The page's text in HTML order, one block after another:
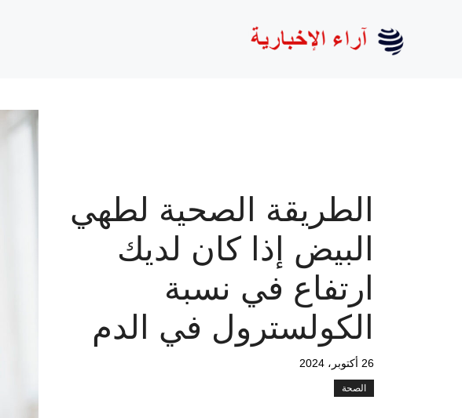
الطريقة الصحية لطهي
البيض إذا كان لديك
ارتفاع في نسبة
الكولسترول في الدم
26 أكتوبر، 2024
الصحة